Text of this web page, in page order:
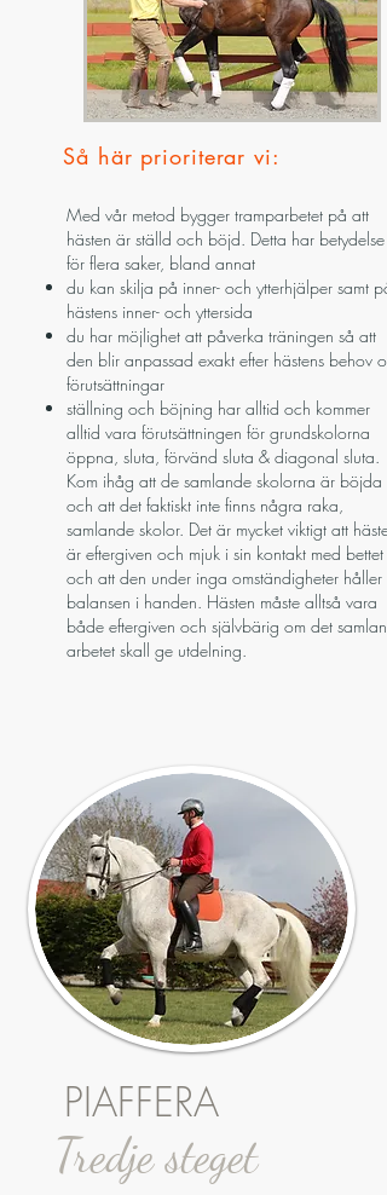
Så här prioriterar vi:
Med vår metod bygger tramparbetet på att
hästen är ställd och böjd. Detta har betydelse
för flera saker, bland annat
du kan skilja på inner- och ytterhjälper samt på
hästens inner- och yttersida
du har möjlighet att påverka träningen så att
den blir anpassad exakt efter hästens behov
förutsättningar
ställning och böjning har alltid och kommer
alltid vara förutsättningen för grundskolorna
öppna, sluta, förvänd sluta & diagonal sluta.
Kom ihåg att de samlande skolorna är böjda
och att det faktiskt inte finns några raka,
samlande skolor. Det är mycket viktigt att hästen
är eftergiven och mjuk i sin kontakt med bettet
och att den under inga omständigheter håller
balansen i handen. Hästen måste alltså vara
både eftergiven och självbärig om det
arbetet skall ge utdelning.
Tredje steget
PIAFFERA